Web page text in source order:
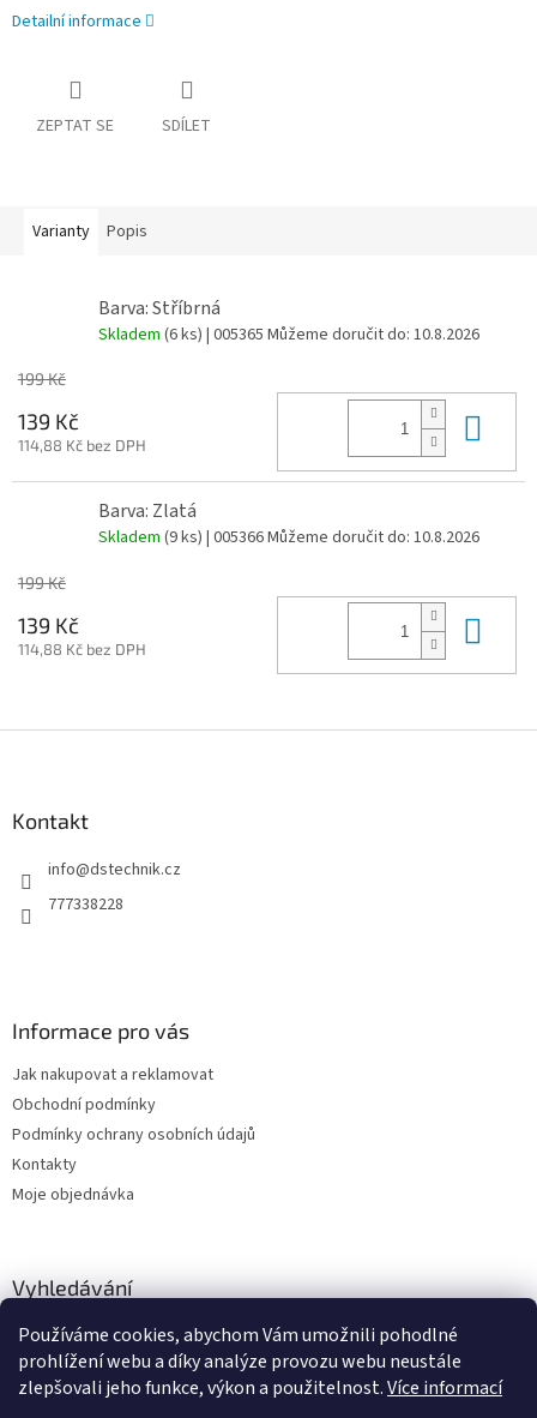
Používáme cookies, abychom Vám umožnili pohodlné
prohlížení webu a díky analýze provozu webu neustále
zlepšovali jeho funkce, výkon a použitelnost.Více informací
Detailní informace
ZEPTAT SE SDÍLET
Varianty Popis
Barva: Stříbrná
Skladem (6 ks) | 005365 Můžeme doručit do: 10.8.2026
199 Kč
139 Kč
114,88 Kč bez DPH
Barva: Zlatá
Skladem (9 ks) | 005366Můžeme doručit do: 10.8.2026
199 Kč
139 Kč
114,88 Kč bez DPH
Kontakt
info@dstechnik.cz
777338228
Informace pro vás
Jak nakupovat a reklamovat
Obchodní podmínky
Podmínky ochrany osobních údajů
Kontakty
Moje objednávka
Vyhledávání